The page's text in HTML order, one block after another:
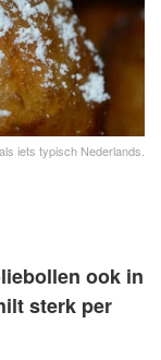
iets typisch Nederlands.
ook in
sterk per